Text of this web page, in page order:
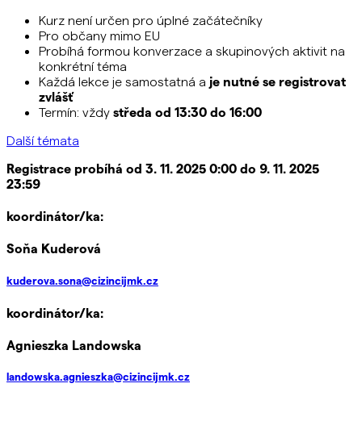
Kurz není určen pro úplné začátečníky
Pro občany mimo EU
Probíhá formou konverzace a skupinových aktivit na
konkrétní téma
Každá lekce je samostatná a je nutné se registrovat
zvlášť
Termín: vždy středa od 13:30 do 16:00
Další témata
Registrace probíhá od 3. 11. 2025 0:00 do 9. 11. 2025
23:59
koordinátor/ka:
Soňa Kuderová
kuderova.sona@cizincijmk.cz
koordinátor/ka:
Agnieszka Landowska
landowska.agnieszka@cizincijmk.cz